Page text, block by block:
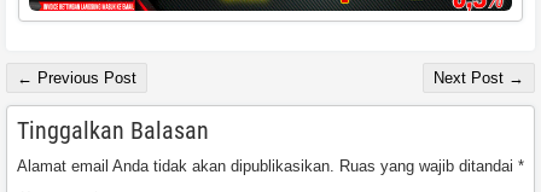
← Previous Post Next Post →
Tinggalkan Balasan
Alamat email Anda tidak akan dipublikasikan. Ruas yang wajib ditandai *